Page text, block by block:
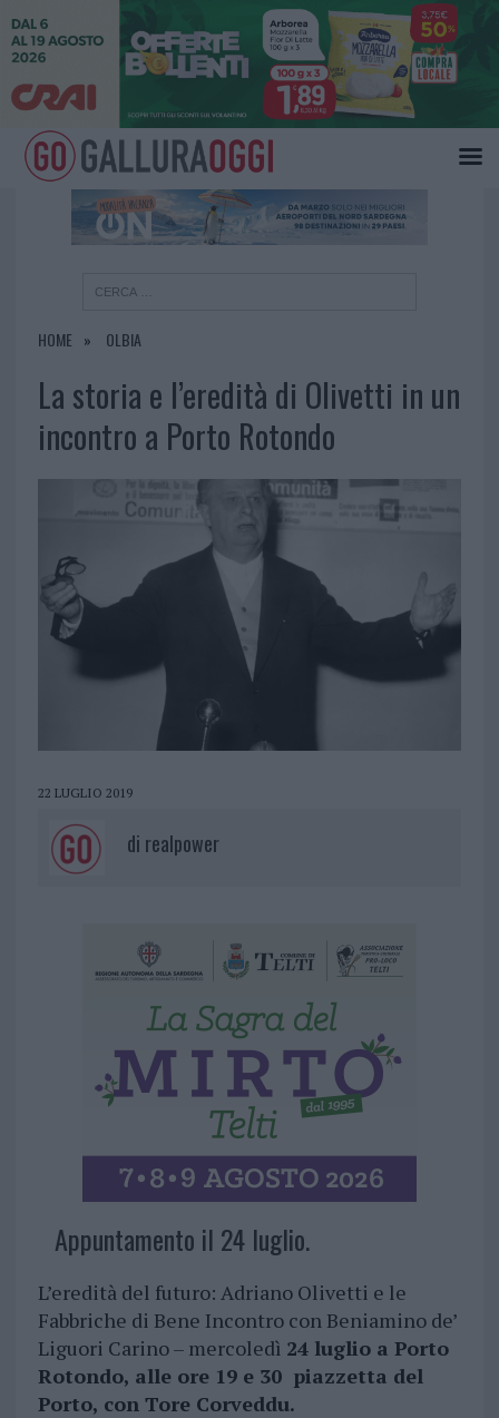
HOME OLBIA
La storia e l’eredità di Olivetti in un
incontro a Porto Rotondo
22 LUGLIO 2019
di realpower
Appuntamento il 24 luglio.
L’eredità del futuro: Adriano Olivetti e le
Fabbriche di Bene Incontro con Beniamino de’
Liguori Carino – mercoledì 24 luglio a Porto
Rotondo, alle ore 19 e 30 piazzetta del
Porto, con Tore Corveddu.
×